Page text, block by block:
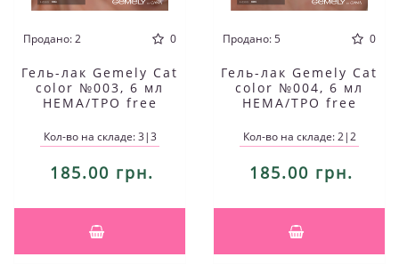
Продано: 2 0
Гель-лак Gemely Cat
color №003, 6 мл
HEMA/TPO free
Кол-во на складе: 3|3
185.00 грн.
Продано: 5 0
Гель-лак Gemely Cat
color №004, 6 мл
HEMA/TPO free
Кол-во на складе: 2|2
185.00 грн.